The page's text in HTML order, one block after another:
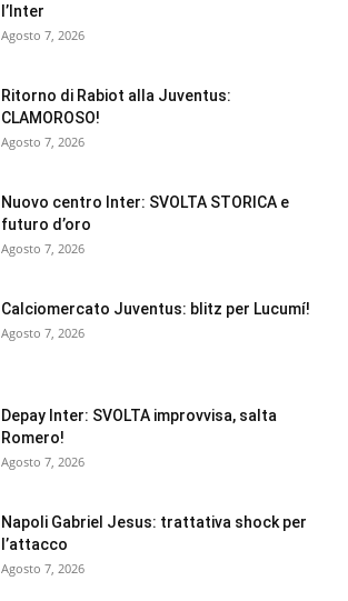
l’Inter
Agosto 7, 2026
Ritorno di Rabiot alla Juventus:
CLAMOROSO!
Agosto 7, 2026
Nuovo centro Inter: SVOLTA STORICA e
futuro d’oro
Agosto 7, 2026
Calciomercato Juventus: blitz per Lucumí!
Agosto 7, 2026
Depay Inter: SVOLTA improvvisa, salta
Romero!
Agosto 7, 2026
Napoli Gabriel Jesus: trattativa shock per
l’attacco
Agosto 7, 2026